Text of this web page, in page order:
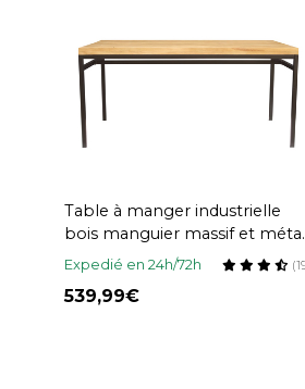
Table à manger industrielle
bois manguier massif et métal
L160 cm YPSTER
Expedié en 24h/72h
539,99